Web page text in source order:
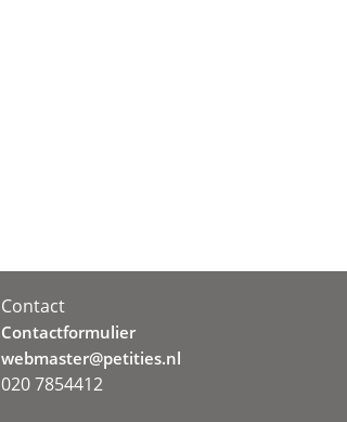
Contact
Contactformulier
webmaster@petities.nl
020 7854412